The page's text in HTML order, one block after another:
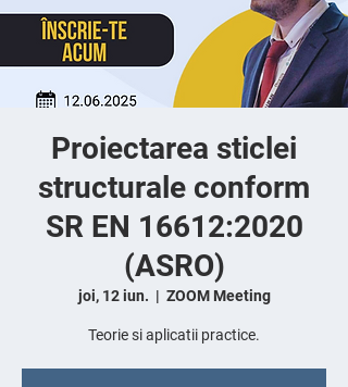
Proiectarea sticlei
structurale conform
SR EN 16612:2020
(ASRO)
joi, 12 iun.
  |
ZOOM Meeting
Teorie si aplicatii practice.